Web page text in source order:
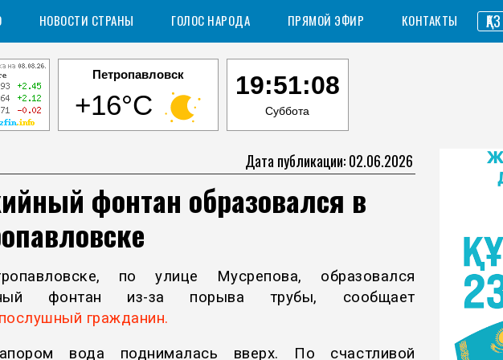
НОВОСТИ СТРАНЫ ГОЛОС НАРОДА ПРЯМОЙ ЭФИР КОНТАКТЫ ҚАЗ
Петропавловск
+16°C
19:51:09
Суббота
Дата публикации: 02.06.2026
фонтан образовался в
по улице Мусрепова, образовался
фонтан из-за порыва трубы, сообщает
гражданин.
вода поднималась вверх. По счастливой